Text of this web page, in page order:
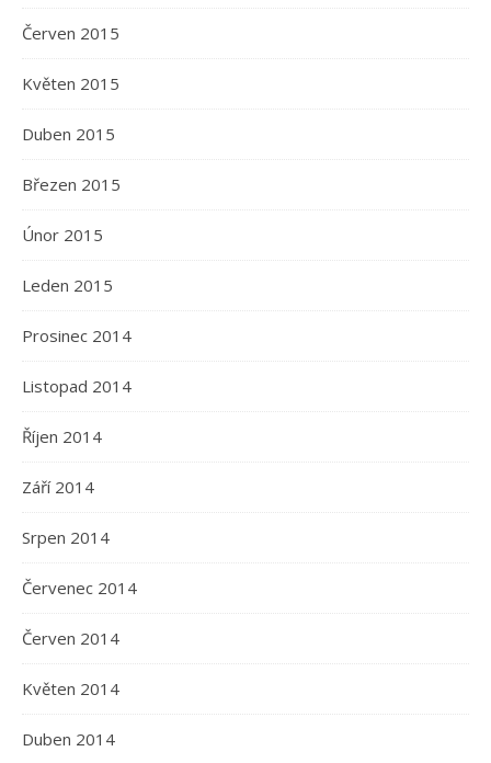
Červen 2015
Květen 2015
Duben 2015
Březen 2015
Únor 2015
Leden 2015
Prosinec 2014
Listopad 2014
Říjen 2014
Září 2014
Srpen 2014
Červenec 2014
Červen 2014
Květen 2014
Duben 2014